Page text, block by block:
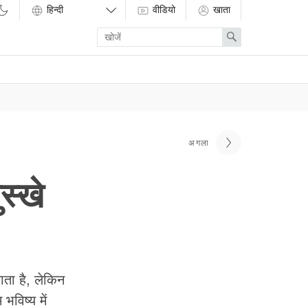
वीडियो खाता
Enter
search
term
Search
अगला
है, लेकिन
में